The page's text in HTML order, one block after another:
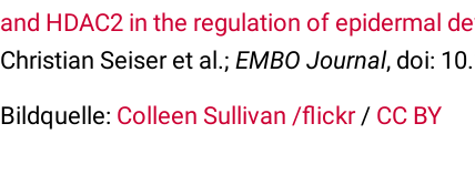
and HDAC2 in the regulation of epidermal
Christian Seiser et al.; EMBO Journal, doi:
Bildquelle: Colleen Sullivan /flickr/ CC BY